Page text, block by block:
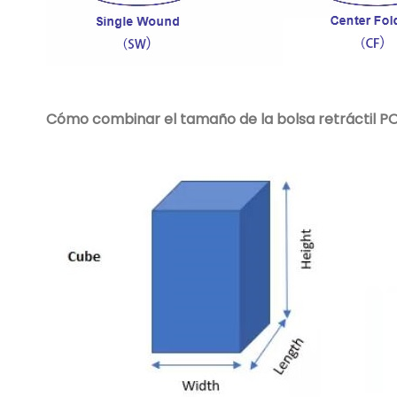
Cómo combinar el tamaño de la bolsa retráctil